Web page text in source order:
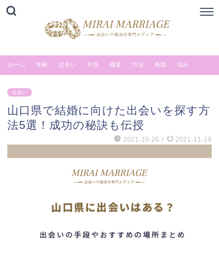
ホーム 年齢 出会い 年収 職業 方法 再婚 悩み
出会い
山口県で結婚に向けた出会いを探す方
法5選！成功の秘訣も伝授
2021-10-26 / 2021-11-19